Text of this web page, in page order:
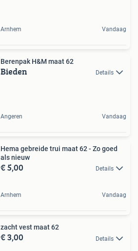
Arnhem Vandaag
Berenpak H&M maat 62
Bieden Details
Angeren Vandaag
Hema gebreide trui maat 62 - Zo goed
als nieuw
€ 5,00 Details
Arnhem Vandaag
zacht vest maat 62
€ 3,00 Details